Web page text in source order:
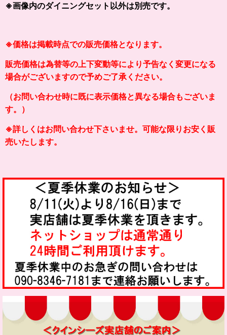
※画像内のダイニングセット以外は別売です。
※価格は掲載時点での販売価格となります。
販売価格は為替等の上下変動等により予告なく変更になる
場合がございますので予めご了承ください。
（お問い合わせ時に既に表示価格と異なる場合もございま
す。）
※詳しくはお問い合わせ下さいませ。可能な限りお安く販
売いたします。